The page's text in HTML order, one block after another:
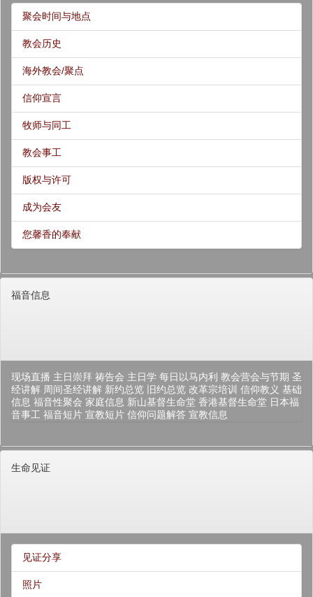
聚会时间与地点
教会历史
海外教会/聚点
信仰宣言
牧师与同工
教会事工
版权与许可
成为会友
您馨香的奉献
福音信息
现场直播 主日崇拜 祷告会 主日学 每日以马内利 教会营会与节期 圣
经讲解 周间圣经讲解 新约总览 旧约总览 改革宗培训 信仰教义 基础
信息 福音性聚会 家庭信息 新山基督生命堂 香港基督生命堂 日本福
音事工 福音短片 宣教短片 信仰问题解答 宣教信息
生命见证
见证分享
照片